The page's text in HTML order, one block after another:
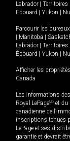
Labrador
Édouard
Yukon
Parcourir les
Manitoba
Labrador
Édouard
Yukon
Afficher les
Canada
Les informations
Royal LePageMD et du
canadienne de
inscriptions tenues
LePage et ses
garantie et devrait